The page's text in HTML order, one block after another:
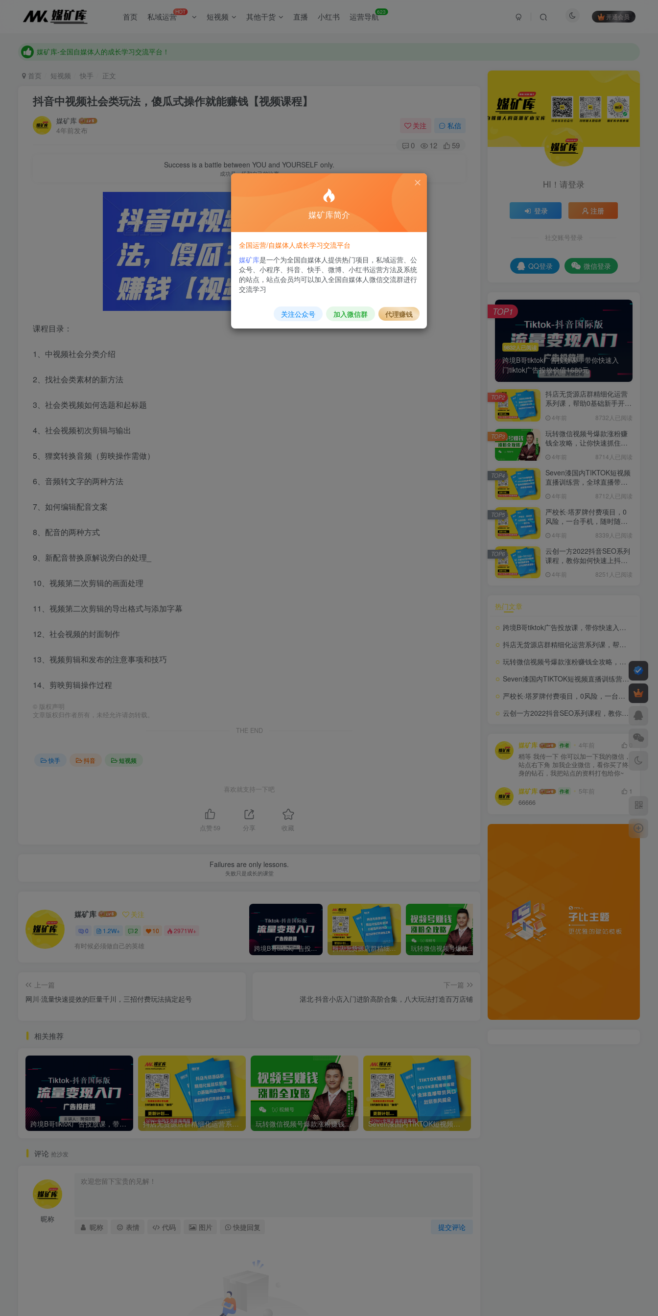
首页 私域运营HOT 短视频 其他干货 直播 小红书 运营导航623
开通会员
媒矿库-全国自媒体人的成长学习交流平台！
媒矿库-全国自媒体人的成长学习交流平台！
首页 短视频 快手 正文
抖音中视频社会类玩法，傻瓜式操作就能赚钱【视频课程】
媒矿库
4年前发布
关注 私信
0 12 59
Success is a battle between YOU and YOURSELF only.
成功是一场和自己的比赛
课程目录：
1、中视频社会分类介绍
2、找社会类素材的新方法
3、社会类视频如何选题和起标题
4、社会视频初次剪辑与输出
5、狸窝转换音频（剪映操作需做）
6、音频转文字的两种方法
7、如何编辑配音文案
8、配音的两种方式
9、新配音替换原解说旁白的处理_
10、视频第二次剪辑的画面处理
11、视频第二次剪辑的导出格式与添加字幕
12、社会视频的封面制作
13、视频剪辑和发布的注意事项和技巧
14、剪映剪辑操作过程
© 版权声明
文章版权归作者所有，未经允许请勿转载。
THE END
快手 抖音 短视频
喜欢就支持一下吧
点赞 59 分享 收藏
Failures are only lessons.
失败只是成长的课堂
媒矿库 关注
0 1.2W+ 2 10 2971W+
有时候必须做自己的英雄 跨境B哥tiktok广告投放课，带你快速入门tiktok广告投放价值1680元 抖店无货源店群精细化运营系列课，帮助0基础新手开启抖店创业之路价值888元 玩转微信视频号爆款涨粉赚钱全攻略，让你快速抓住流量风口，收获红利财富
上一篇
网川·流量快速提效的巨量千川，三招付费玩法搞定起号
下一篇
湛北·抖音小店入门进阶高阶合集，八大玩法打造百万店铺
相关推荐
跨境B哥tiktok广告投放课，带你快速入门tiktok广告投放价值1680元 抖店无货源店群精细化运营系列课，帮助0基础新手开启抖店创业之路价值888元 玩转微信视频号爆款涨粉赚钱全攻略，让你快速抓住流量风口，收获红利财富 Seven漆国内TIKTOK短视频直播训练营，全球直播带货的风口赶紧乘风掘金
评论 抢沙发
昵称
提交评论
昵称 表情 代码 图片 快捷回复
HI！请登录
登录 注册
社交账号登录
QQ登录 微信登录
9832人已阅读
跨境B哥tiktok广告投放课，带你快速入
门tiktok广告投放价值1680元
TOP1
抖店无货源店群精细化运营
系列课，帮助0基础新手开启
4年前 8732人已阅读
TOP2
玩转微信视频号爆款涨粉赚
钱全攻略，让你快速抓住流
4年前 8714人已阅读
TOP3
Seven漆国内TIKTOK短视频
直播训练营，全球直播带货
4年前 8712人已阅读
TOP4
严校长·塔罗牌付费项目，0
风险，一台手机，随时随地
4年前 8339人已阅读
TOP5
云创一方2022抖音SEO系列
课程，教你如何快速上抖音
4年前 8251人已阅读
TOP6
热门文章
跨境B哥tiktok广告投放课，带你快速入门tiktok广告投放价值1680元
抖店无货源店群精细化运营系列课，帮助0基础新手开启抖店创业之路价值888元
玩转微信视频号爆款涨粉赚钱全攻略，让你快速抓住流量风口，收获红利财富
Seven漆国内TIKTOK短视频直播训练营，全球直播带货的风口赶紧乘风掘金
严校长·塔罗牌付费项目，0风险，一台手机，随时随地赚钱价值1000元
云创一方2022抖音SEO系列课程，教你如何快速上抖音搜索排名第一
媒矿库 作者 4年前
0
稍等 我传一下 你可以加一下我的微信，
站点右下角 加我企业微信，看你买了终
身的钻石，我把站点的资料打包给你~
媒矿库 作者 5年前
1
66666
媒矿库简介
全国运营/自媒体人成长学习交流平台
媒矿库是一个为全国自媒体人提供热门项目，私域运营、公
众号、小程序、抖音、快手、微博、小红书运营方法及系统
的站点，站点会员均可以加入全国自媒体人微信交流群进行
交流学习
关注公众号 加入微信群 代理赚钱